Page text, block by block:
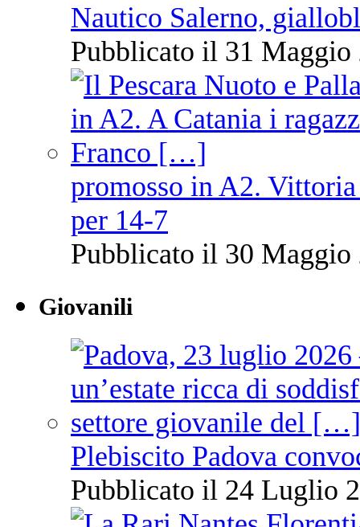
Nautico Salerno,
Pubblicato il 31 Maggio
promosso in A2.
per 14-7
Pubblicato il 30 Maggio
Giovanili
Plebiscito Padova
Pubblicato il 24 Luglio